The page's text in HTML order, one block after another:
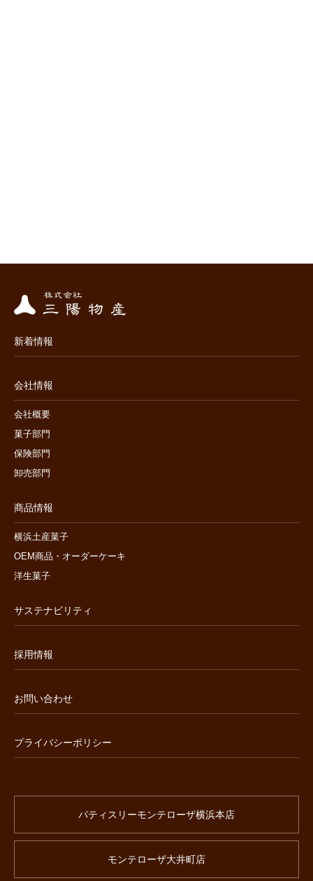
新着情報
会社情報
会社概要
菓子部門
保険部門
卸売部門
商品情報
横浜土産菓子
OEM商品・オーダーケーキ
洋生菓子
サステナビリティ
採用情報
お問い合わせ
プライバシーポリシー
パティスリーモンテローザ横浜本店
モンテローザ大井町店